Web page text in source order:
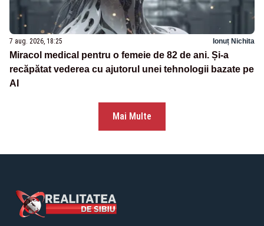
7 aug. 2026, 18:25 Ionuț Nichita
Miracol medical pentru o femeie de 82 de ani. Și-a
recăpătat vederea cu ajutorul unei tehnologii bazate pe
AI
Mai Multe